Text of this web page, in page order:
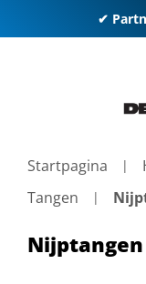
✔
Startpagina
Tangen
Nijptangen